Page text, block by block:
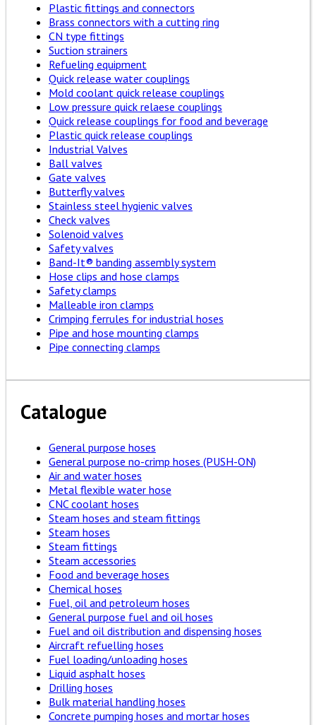
Plastic fittings and connectors
Brass connectors with a cutting ring
CN type fittings
Suction strainers
Refueling equipment
Quick release water couplings
Mold coolant quick release couplings
Low pressure quick relaese couplings
Quick release couplings for food and beverage
Plastic quick release couplings
Industrial Valves
Ball valves
Gate valves
Butterfly valves
Stainless steel hygienic valves
Check valves
Solenoid valves
Safety valves
Band-It® banding assembly system
Hose clips and hose clamps
Safety clamps
Malleable iron clamps
Crimping ferrules for industrial hoses
Pipe and hose mounting clamps
Pipe connecting clamps
Catalogue
General purpose hoses
General purpose no-crimp hoses (PUSH-ON)
Air and water hoses
Metal flexible water hose
CNC coolant hoses
Steam hoses and steam fittings
Steam hoses
Steam fittings
Steam accessories
Food and beverage hoses
Chemical hoses
Fuel, oil and petroleum hoses
General purpose fuel and oil hoses
Fuel and oil distribution and dispensing hoses
Aircraft refuelling hoses
Fuel loading/unloading hoses
Liquid asphalt hoses
Drilling hoses
Bulk material handling hoses
Concrete pumping hoses and mortar hoses